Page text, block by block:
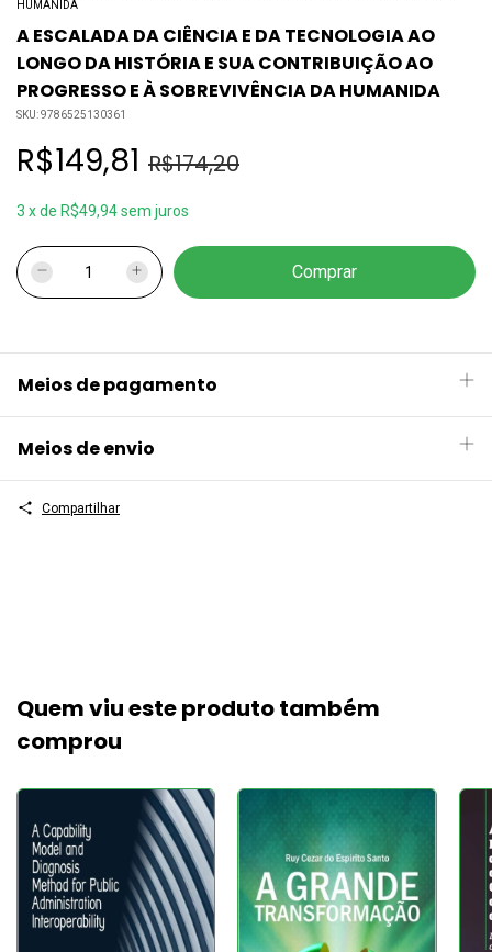
HUMANIDA
A ESCALADA DA CIÊNCIA E DA TECNOLOGIA AO
LONGO DA HISTÓRIA E SUA CONTRIBUIÇÃO AO
PROGRESSO E À SOBREVIVÊNCIA DA HUMANIDA
SKU:9786525130361
R$149,81 R$174,20
3 xde R$49,94sem juros
Meios de pagamento
Meios de envio
Compartilhar
Quem viu este produto também
comprou